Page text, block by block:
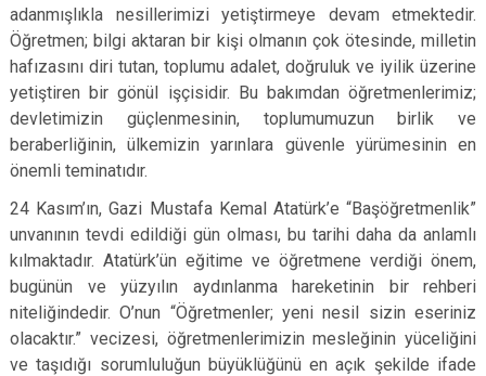
adanmışlıkla nesillerimizi yetiştirmeye devam etmektedir.
Öğretmen; bilgi aktaran bir kişi olmanın çok ötesinde, milletin
hafızasını diri tutan, toplumu adalet, doğruluk ve iyilik üzerine
yetiştiren bir gönül işçisidir. Bu bakımdan öğretmenlerimiz;
devletimizin güçlenmesinin, toplumumuzun birlik ve
beraberliğinin, ülkemizin yarınlara güvenle yürümesinin en
önemli teminatıdır.
24 Kasım’ın, Gazi Mustafa Kemal Atatürk’e “Başöğretmenlik”
unvanının tevdi edildiği gün olması, bu tarihi daha da anlamlı
kılmaktadır. Atatürk’ün eğitime ve öğretmene verdiği önem,
bugünün ve yüzyılın aydınlanma hareketinin bir rehberi
niteliğindedir. O’nun “Öğretmenler; yeni nesil sizin eseriniz
olacaktır.” vecizesi, öğretmenlerimizin mesleğinin yüceliğini
ve taşıdığı sorumluluğun büyüklüğünü en açık şekilde ifade